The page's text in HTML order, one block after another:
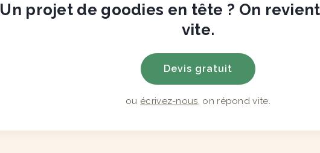
Un projet de goodies en tête ? On
vite.
Devis gratuit
ou écrivez-nous, on répond vite.